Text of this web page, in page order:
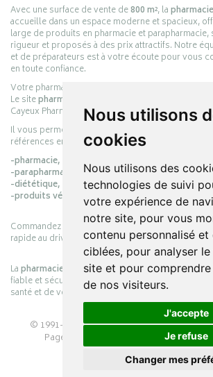
Nous utilisons
cookies
Nous utilisons des
technologies de suivi
votre expérience de
notre site, pour vous
contenu personnalisé
ciblées, pour analyser
site et pour
de nos visiteurs.
J'accepte
Je refuse
Changer mes
Avec une surface de vente de800 m², la
accueille dans un espace moderne et spacieux,
large de produits en pharmacie et
rigueur et proposés à des prix attractifs. Notre
et de préparateurs est à votre écoute pour vous
en toute confiance.
Votre pharmacie en ligne :
Le sitepharmacie-cayeux.fr
Cayeux Pharmabest Berck-sur-Mer – Rang-du-
Il vous permet de réaliser vos achats en ligne
références en :
-pharmacie,
-parapharmacie,
-diététique,
-produits vétérinaires.
Commandez simplement vos produits en ligne et
rapide au drive ou la livraison à domicile, en
Lapharmacie Cayeuxs’engage à vous offrir une
fiable et sécurisée, en officine comme en ligne, au
santé et de votre bien-être.
© 1991-2026PHARMACIE CAYEUX– Tous
Page mise à jour le 03/08/2026 –
Apotekisto